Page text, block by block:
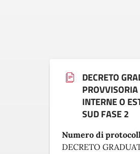
DECRETO
INTERNE O
SUD FASE 2
Numero di
DECRETO